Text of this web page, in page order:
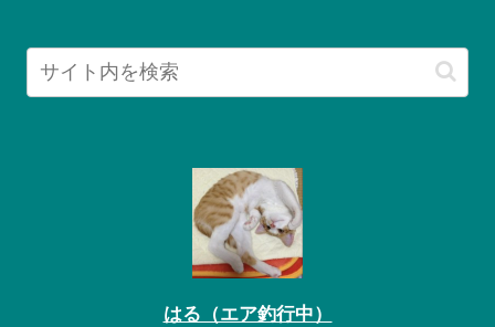
はる（エア釣行中）